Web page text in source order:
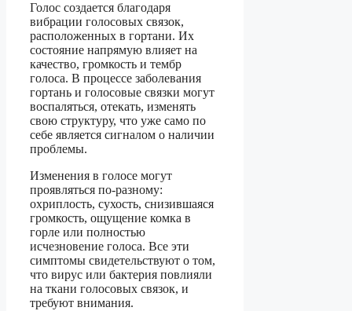
Голос создается благодаря
вибрации голосовых связок,
расположенных в гортани. Их
состояние напрямую влияет на
качество, громкость и тембр
голоса. В процессе заболевания
гортань и голосовые связки могут
воспаляться, отекать, изменять
свою структуру, что уже само по
себе является сигналом о наличии
проблемы.
Изменения в голосе могут
проявляться по-разному:
охриплость, сухость, снизившаяся
громкость, ощущение комка в
горле или полностью
исчезновение голоса. Все эти
симптомы свидетельствуют о том,
что вирус или бактерия повлияли
на ткани голосовых связок, и
требуют внимания.